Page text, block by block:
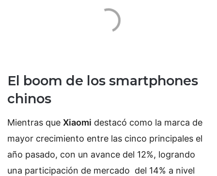
El boom de los smartphones
chinos
Mientras que Xiaomi destacó como la marca de
mayor crecimiento entre las cinco principales el
año pasado, con un avance del 12%, logrando
una participación de mercado del 14% a nivel